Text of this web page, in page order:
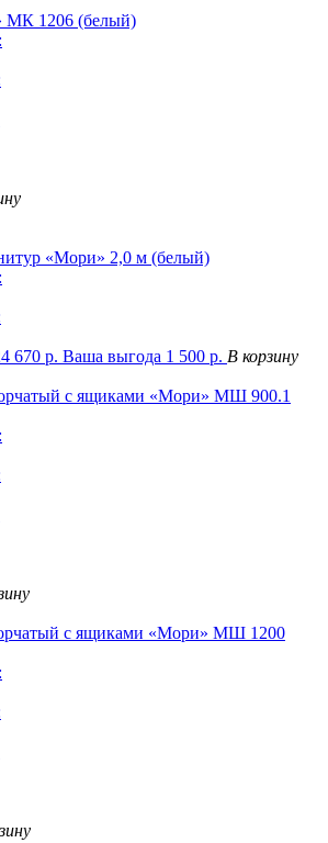
МК 1206 (белый)
«Мори» 2,0 м (белый)
670 р. Ваша выгода 1 500 р. В корзину
с ящиками «Мори» МШ 900.1
с ящиками «Мори» МШ 1200